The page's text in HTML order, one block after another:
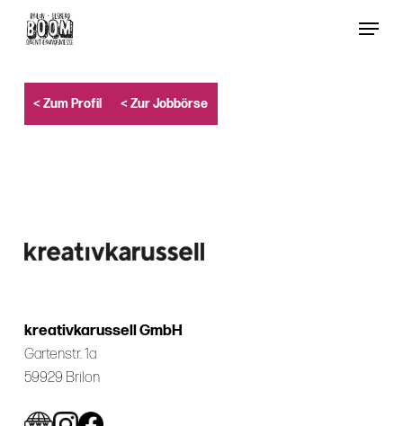
content
Menu
< Zum Profil < Zur Jobbörse
kreativkarussell GmbH
Gartenstr. 1a
59929 Brilon